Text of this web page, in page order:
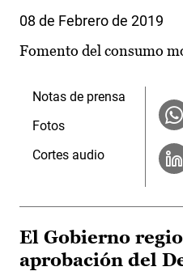
08 de Febrero de 2019
Fomento del consumo
Notas de prensa
Fotos
Cortes audio
El Gobierno
aprobación del